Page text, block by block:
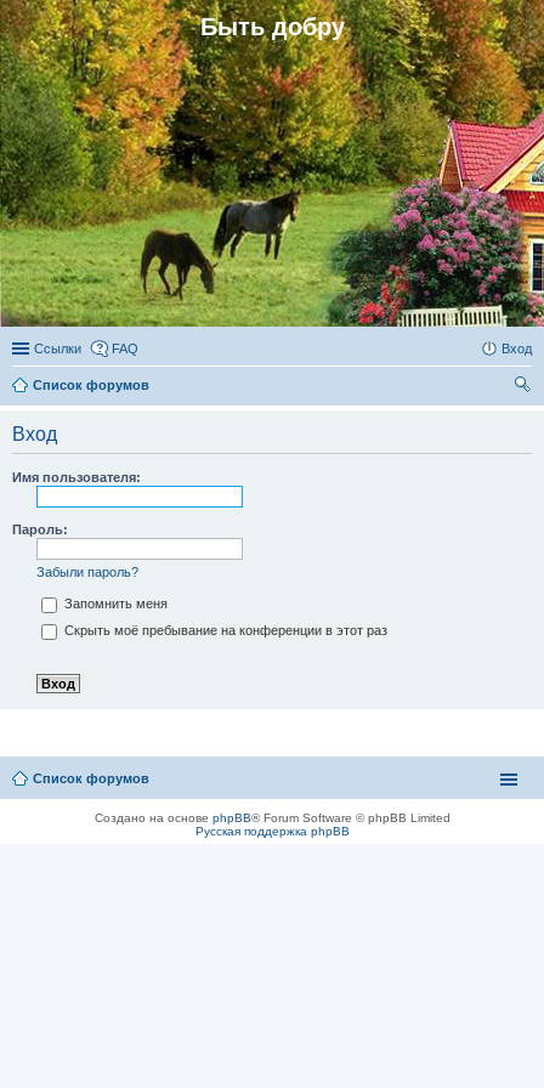
Быть добру
Ссылки FAQ Вход
Список форумов
Вход
Имя пользователя:
Пароль:
Забыли пароль?
Запомнить меня
Скрыть моё пребывание на конференции в этот раз
Список форумов
Создано на основе phpBB® Forum Software © phpBB Limited
Русская поддержка phpBB